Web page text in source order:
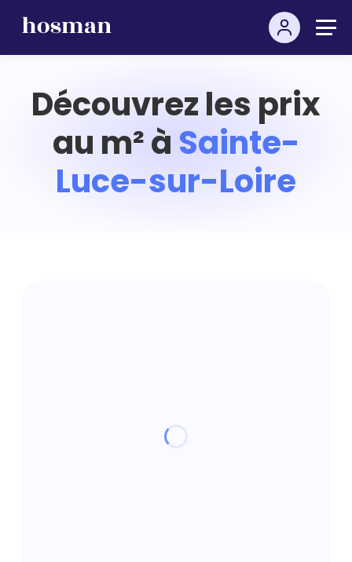
Découvrez les prix
au m² à Sainte-
Luce-sur-Loire